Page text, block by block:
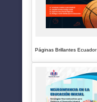
Páginas Brillantes Ecuador